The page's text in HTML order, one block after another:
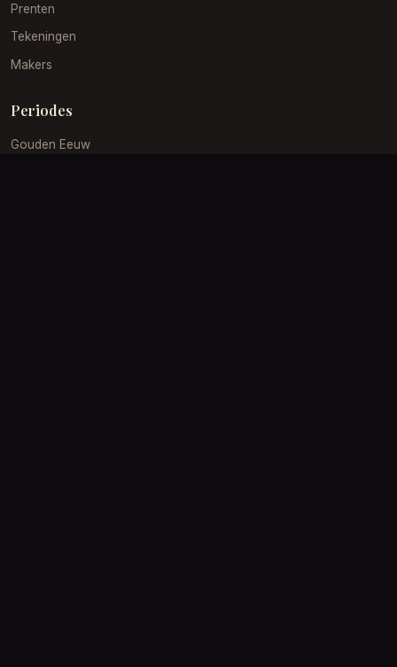
Prenten
Tekeningen
Makers
Periodes
Gouden Eeuw